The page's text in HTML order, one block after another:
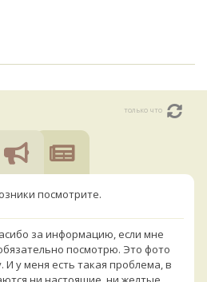
только что
посмотрите.
за информацию, если мне
посмотрю. Это фото
И у меня есть такая проблема, в